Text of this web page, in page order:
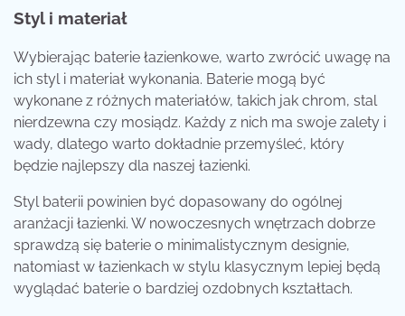
Styl i materiał
Wybierając baterie łazienkowe, warto zwrócić uwagę na
ich styl i materiał wykonania. Baterie mogą być
wykonane z różnych materiałów, takich jak chrom, stal
nierdzewna czy mosiądz. Każdy z nich ma swoje zalety i
wady, dlatego warto dokładnie przemyśleć, który
będzie najlepszy dla naszej łazienki.
Styl baterii powinien być dopasowany do ogólnej
aranżacji łazienki. W nowoczesnych wnętrzach dobrze
sprawdzą się baterie o minimalistycznym designie,
natomiast w łazienkach w stylu klasycznym lepiej będą
wyglądać baterie o bardziej ozdobnych kształtach.